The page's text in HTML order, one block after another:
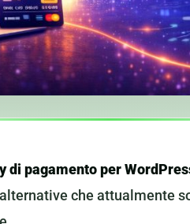
di pagamento per
che attualmente